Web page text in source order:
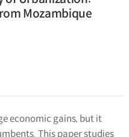
Mozambique
economic gains, but it
This paper studies